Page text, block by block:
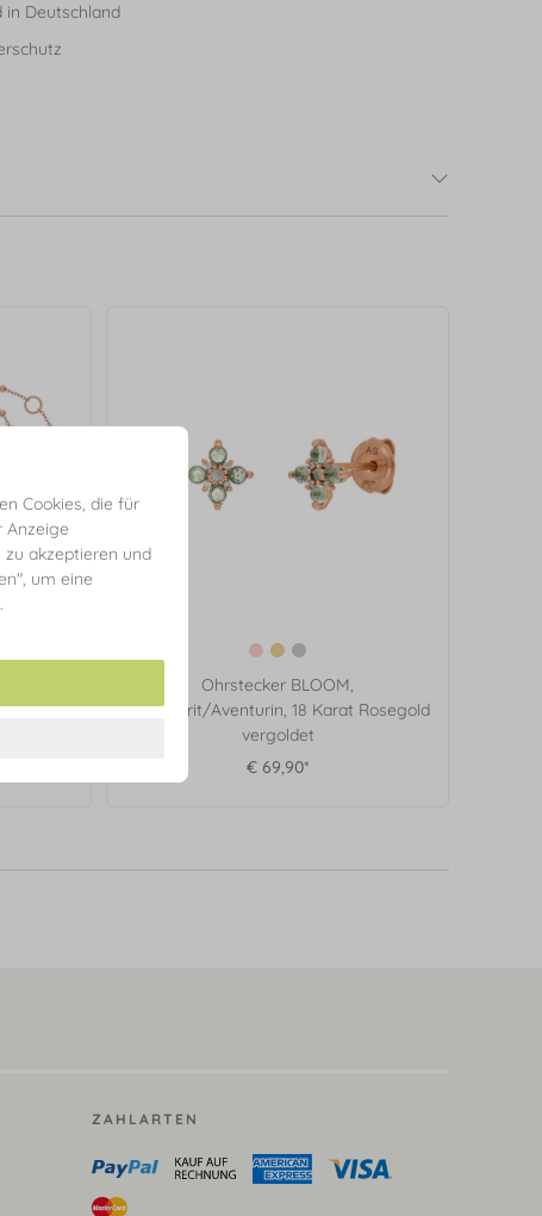
in Deutschland
Ohrstecker BLOOM,
Labradorit/Aventurin, 18 Karat Rosegold
vergoldet
€ 69,90*
ZAHLARTEN
Cookies, die für
Anzeige
akzeptieren und
um eine